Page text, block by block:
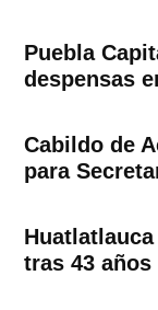
Puebla
despensas
Cabildo de
para
tras 43 años